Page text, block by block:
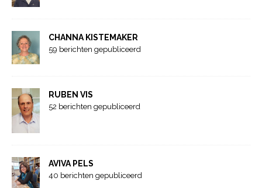
CHANNA KISTEMAKER
59 berichten gepubliceerd
RUBEN VIS
52 berichten gepubliceerd
AVIVA PELS
40 berichten gepubliceerd